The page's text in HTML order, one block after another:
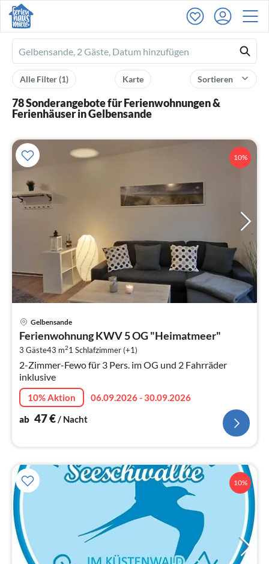
Ferienhausmiete
logo
Sortieren
Karte
Alle Filter(1)
78 Sonderangebote für Ferienwohnungen &
Ferienhäuser in Gelbensande
10%
Gelbensande
Ferienwohnung KWV 5 OG "Heimatmeer"
3 Gäste43 m21 Schlafzimmer (+1)
2-Zimmer-Fewo für 3 Pers. im OG und 2 Fahrräder
inklusive
10% Aktion
06.09.2026 - 30.09.2026
ab 47€/ Nacht
10%